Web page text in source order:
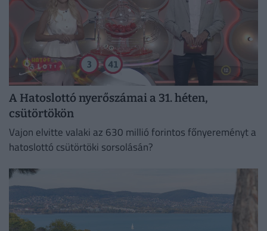
A Hatoslottó nyerőszámai a 31. héten,
csütörtökön
Vajon elvitte valaki az 630 millió forintos főnyereményt a
hatoslottó csütörtöki sorsolásán?